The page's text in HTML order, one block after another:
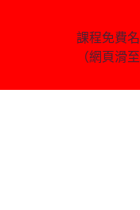
課程免費
（網頁滑